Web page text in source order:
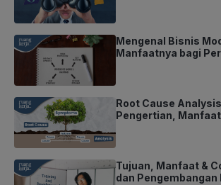
Mengenal Bisnis
Manfaatnya bagi
Root Cause
Pengertian,
Tujuan, Manfaat &
dan Pengembangan